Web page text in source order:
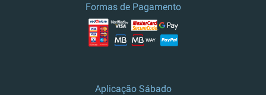
Formas de Pagamento
Aplicação Sábado